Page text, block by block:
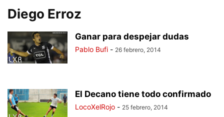
Diego Erroz
Ganar para despejar dudas
Pablo Bufi - 26 febrero, 2014
El Decano tiene todo confirmado
LocoXelRojo - 25 febrero, 2014